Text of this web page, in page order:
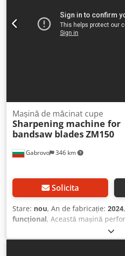
Gabrovo 346 km
Mașină de măcinat cupe
Sharpening machine for
bandsaw bladesZM150
Solicita
Stare: nou, An de fabricație: 2024
funcțional, Această mașină
pentru a satisface cerințele
a lemnului, asigurând rezultate
Este echipată cu un contor